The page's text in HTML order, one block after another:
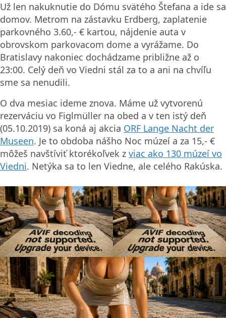
Už len nakuknutie do Dómu svätého Štefana a ide sa
domov. Metrom na zástavku Erdberg, zaplatenie
parkovného 3.60,- € kartou, nájdenie auta v
obrovskom parkovacom dome a vyrážame. Do
Bratislavy nakoniec dochádzame približne až o
23:00. Celý deň vo Viedni stál za to a ani na chvíľu
sme sa nenudili.
O dva mesiac ideme znova. Máme už vytvorenú
rezerváciu vo Figlmüller na obed a v ten istý deň
(05.10.2019) sa koná aj akcia ORF Lange Nacht der
Museen. Je to obdoba nášho Noc múzeí a za 15,- €
môžeš navštíviť ktorékoľvek z viac ako 130 múzeí vo
Viedni. Netýka sa to len Viedne, ale celého Rakúska.